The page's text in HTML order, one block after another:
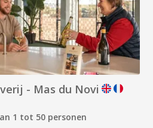
- Mas du Novi
1 tot 50 personen